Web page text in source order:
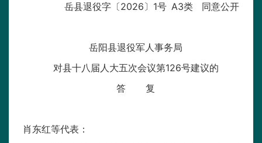
岳县退役字〔2026〕1号 A3类 同意公开
岳阳县退役军人事务局
对县十八届人大五次会议第126号建议的
答 复
肖东红等代表：